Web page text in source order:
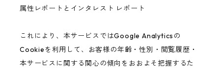
属性レポートとインタレスト レポート
これにより、本サービスではGoogle Analyticsの
Cookieを利用して、お客様の年齢・性別・閲覧履歴・
本サービスに関する関心の傾向をおおよそ把握するた